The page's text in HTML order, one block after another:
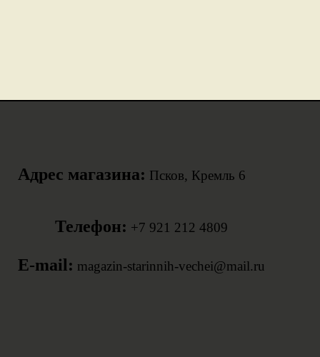
Адрес магазина: Псков, Кремль 6
Телефон: +7 921 212 4809
E-mail: magazin-starinnih-vechei@mail.ru